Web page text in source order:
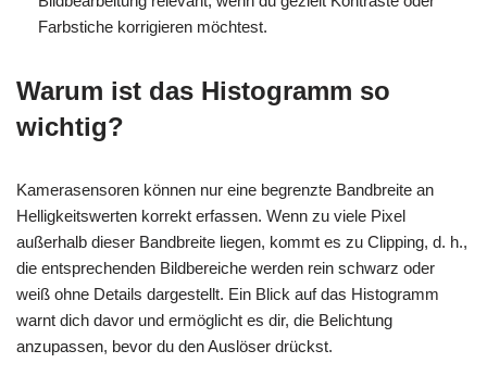
Farbstiche korrigieren möchtest.
Warum ist das Histogramm so
wichtig?
Kamerasensoren können nur eine begrenzte Bandbreite an
Helligkeitswerten korrekt erfassen. Wenn zu viele Pixel
außerhalb dieser Bandbreite liegen, kommt es zu Clipping, d. h.,
die entsprechenden Bildbereiche werden rein schwarz oder
weiß ohne Details dargestellt. Ein Blick auf das Histogramm
warnt dich davor und ermöglicht es dir, die Belichtung
anzupassen, bevor du den Auslöser drückst.